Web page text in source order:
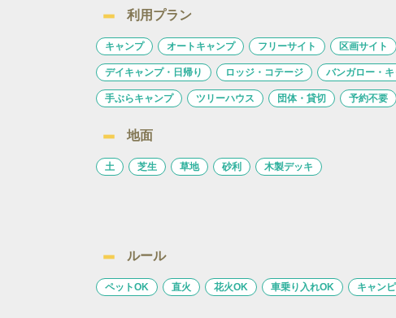
利用プラン
キャンプ オートキャンプ フリーサイト 区画サイト
デイキャンプ・日帰り ロッジ・コテージ バンガロー・
手ぶらキャンプ ツリーハウス 団体・貸切 予約不要
地面
土 芝生 草地 砂利 木製デッキ
ルール
ペットOK 直火 花火OK 車乗り入れOK キャン